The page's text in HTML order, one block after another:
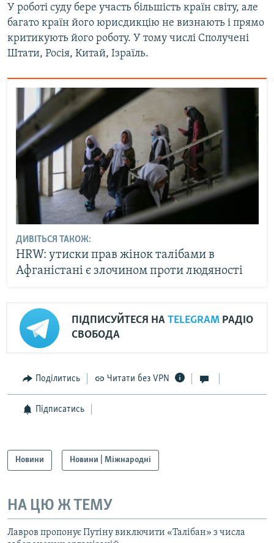
У роботі суду бере участь більшість країн світу, але
багато країн його юрисдикцію не визнають і прямо
критикують його роботу. У тому числі Сполучені
Штати, Росія, Китай, Ізраїль.
ДИВІТЬСЯ ТАКОЖ:
HRW: утиски прав жінок талібами в
Афганістані є злочином проти людяності
ПІДПИСУЙТЕСЯ НА TELEGRAM РАДІО
СВОБОДА
Поділитись Читати без VPN
Підписатись
Новини Новини | Міжнародні
НА ЦЮ Ж ТЕМУ
Лавров пропонує Путіну виключити «Талібан» з числа